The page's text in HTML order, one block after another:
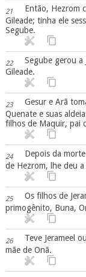
21
Então, Hezrom
Gileade; tinha ele
Segube.
22
Segube gerou a
Gileade.
23
Gesur e Arã
Quenate e suas
filhos de Maquir, pai
24
Depois da
de Hezrom, lhe deu
25
Os filhos de
primogênito, Buna,
26
Teve Jerameel
mãe de Onã.